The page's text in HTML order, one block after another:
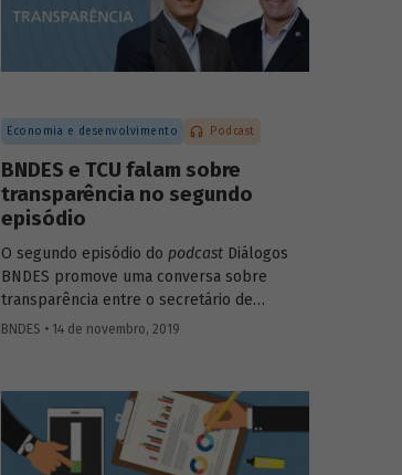
Economia e desenvolvimento Podcast
BNDES e TCU falam sobre
transparência no segundo
episódio
O segundo episódio do podcast Diálogos
BNDES promove uma conversa sobre
transparência entre o secretário de
controle externo da administração indireta
BNDES Maurício Neves, que é um dos
autores do estudo A experiência do BNDES
com a transparência em suas operações
publicado no Texto para Discussão 147
BNDES • 14 de novembro, 2019